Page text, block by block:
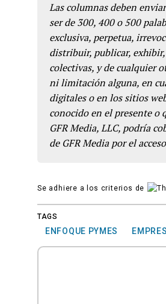
Las columnas deben
ser de 300, 400 o 500
exclusiva, perpetua,
distribuir, publicar,
colectivas, y de cualquier
ni limitación alguna, en
digitales o en los sitios
conocido en el presente o
GFR Media, LLC, podría
de GFR Media por el
Se adhiere a los criterios de
TAGS
ENFOQUE PYMES